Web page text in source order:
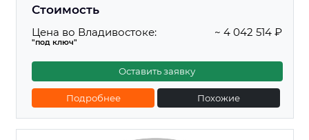
Стоимость
Цена во Владивостоке:
"под ключ"
~ 4 042 514 ₽
Оставить заявку
Подробнее Похожие